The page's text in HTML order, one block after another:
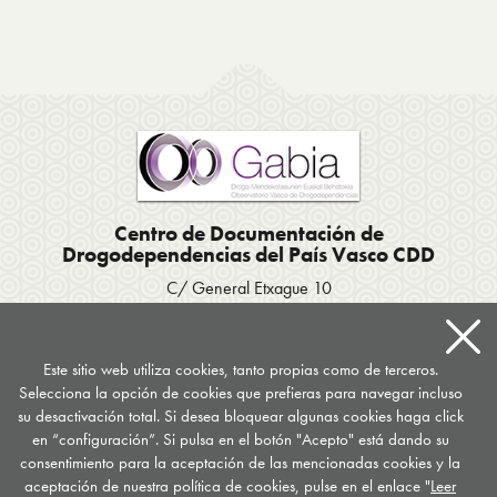
Centro de Documentación de
Drogodependencias del País Vasco CDD
C/ General Etxague 10
Apartado postal 667
documentacion@drogomedia.com
Síguenos en...
Este sitio web utiliza cookies, tanto propias como de terceros.
Selecciona la opción de cookies que prefieras para navegar incluso
su desactivación total. Si desea bloquear algunas cookies haga click
en “configuración”. Si pulsa en el botón "Acepto" está dando su
consentimiento para la aceptación de las mencionadas cookies y la
aceptación de nuestra política de cookies, pulse en el enlace "Leer